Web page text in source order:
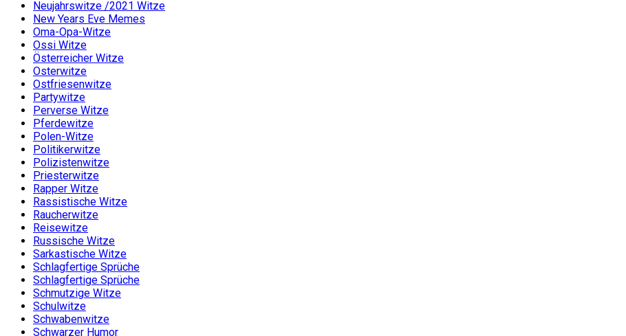
Neujahrswitze /2021 Witze
New Years Eve Memes
Oma-Opa-Witze
Ossi Witze
Österreicher Witze
Osterwitze
Ostfriesenwitze
Partywitze
Perverse Witze
Pferdewitze
Polen-Witze
Politikerwitze
Polizistenwitze
Priesterwitze
Rapper Witze
Rassistische Witze
Raucherwitze
Reisewitze
Russische Witze
Sarkastische Witze
Schlagfertige Sprüche
Schlagfertige Sprüche
Schmutzige Witze
Schulwitze
Schwabenwitze
Schwarzer Humor